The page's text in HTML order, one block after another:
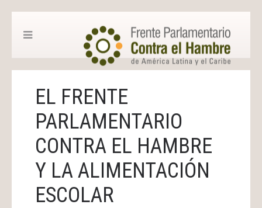
EL FRENTE
PARLAMENTARIO
CONTRA EL HAMBRE
Y LA ALIMENTACIÓN
ESCOLAR